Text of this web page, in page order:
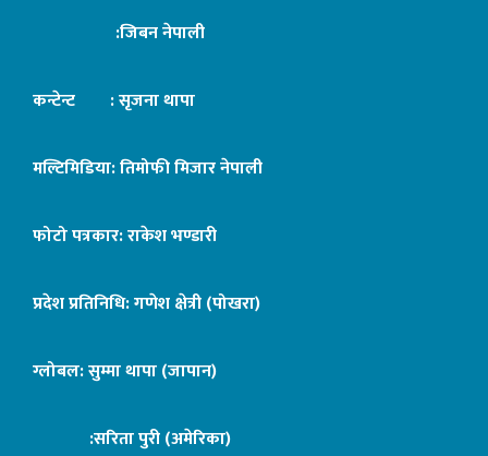
:जिबन नेपाली
कन्टेन्ट : सृजना थापा
मल्टिमिडिया: तिमोफी मिजार नेपाली
फोटो पत्रकार: राकेश भण्डारी
प्रदेश प्रतिनिधि: गणेश क्षेत्री (पोखरा)
ग्लोबल: सुम्मा थापा (जापान)
:सरिता पुरी (अमेरिका)